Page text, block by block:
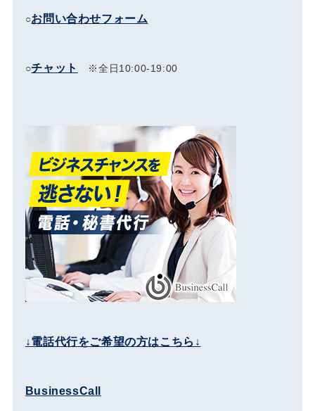
○お問い合わせフォーム
○チャット ※全日10:00-19:00
↓電話代行をご希望の方はこちら↓
BusinessCall